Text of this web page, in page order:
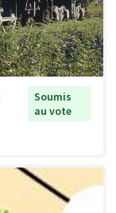
Soumis
au vote